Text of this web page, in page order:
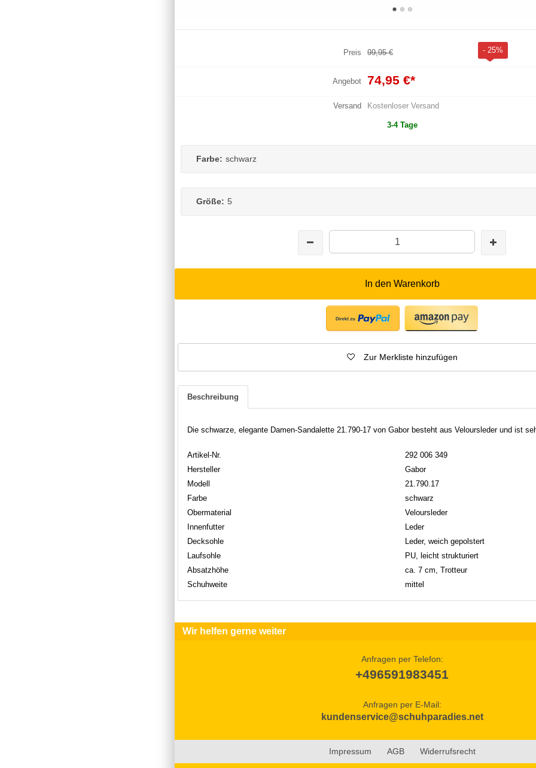
Preis 99,95 € - 25%
Angebot 74,95 €*
Versand Kostenloser Versand
3-4 Tage
Farbe: schwarz
Größe: 5
In den Warenkorb
Zur Merkliste hinzufügen
Beschreibung
Die schwarze, elegante Damen-Sandalette 21.790-17 von Gabor besteht aus Veloursleder und ist
Artikel-Nr.
292 006 349
Hersteller
Gabor
Modell
21.790.17
Farbe
schwarz
Obermaterial
Veloursleder
Innenfutter
Leder
Decksohle
Leder, weich gepolstert
Laufsohle
PU, leicht strukturiert
Absatzhöhe
ca. 7 cm, Trotteur
Schuhweite
mittel
Wir helfen gerne weiter
Anfragen per Telefon:
+496591983451
Anfragen per E-Mail:
kundenservice@schuhparadies.net
Impressum AGB Widerrufsrecht